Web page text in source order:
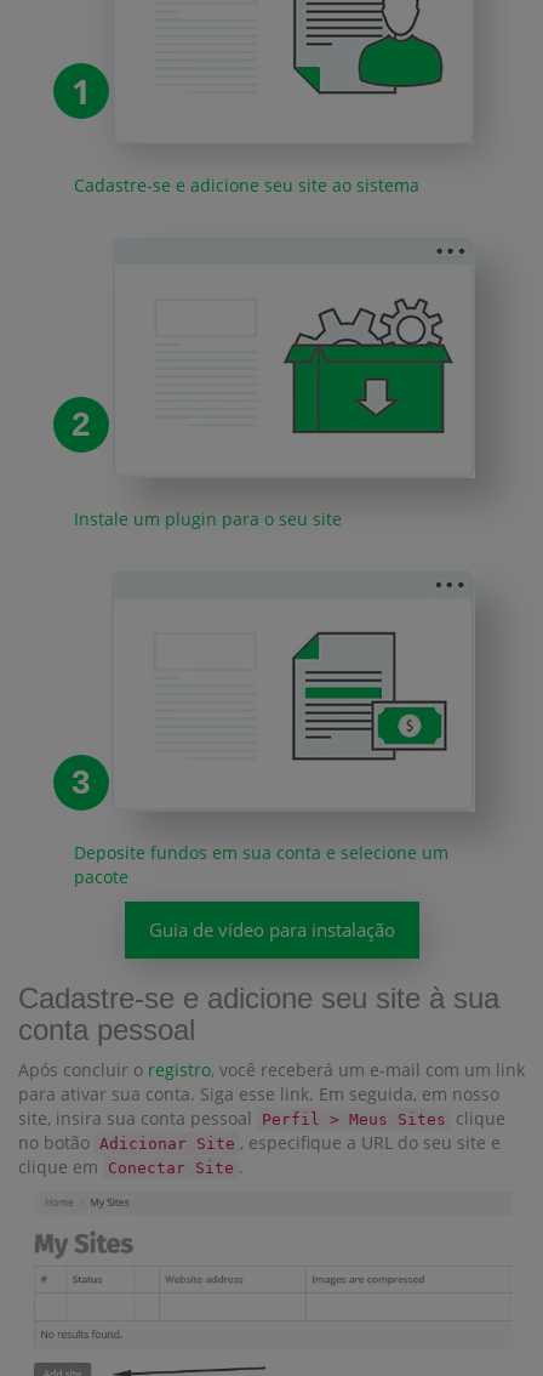
1
Cadastre-se e adicione seu site ao sistema
2
Instale um plugin para o seu site
3
Deposite fundos em sua conta e selecione um
pacote
Guia de vídeo para instalação
Cadastre-se e adicione seu site à sua
conta pessoal
Após concluir o registro, você receberá um e-mail com um link
para ativar sua conta. Siga esse link. Em seguida, em nosso
site, insira sua conta pessoal
Perfil > Meus Sites
clique
no botão Adicionar Site , especifique a URL do seu site e
clique em
Conectar Site .